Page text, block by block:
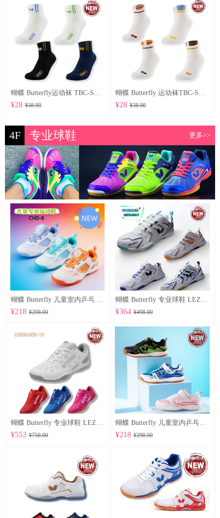
¥28 ¥38.00 ¥28 ¥38.00
4F 专业球鞋 更多>>
蝴蝶 Butterfly 儿童室内乒乓球鞋 CHD-8
¥218 ¥298.00
蝴蝶 Butterfly 专业球鞋 LEZOLINE-17
¥364 ¥498.00
蝴蝶 Butterfly 专业球鞋 LEZOLINE-15
¥553 ¥758.00
蝴蝶 Butterfly 儿童室内乒乓球鞋 CHD-7
¥218 ¥298.00